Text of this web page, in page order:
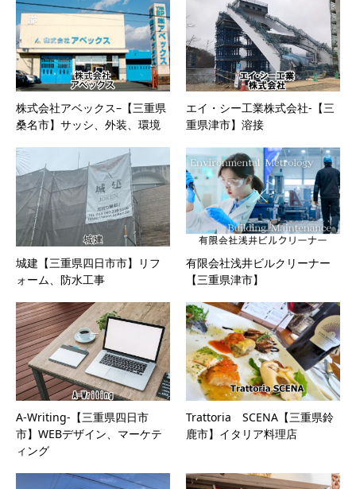
株式会社アベックス–【三重県
桑名市】サッシ、外装、環境
エイ・シー工業株式会社-【三
重県津市】溶接
城建【三重県四日市市】リフ
ォーム、防水工事
有限会社浅井ビルクリーナー
【三重県津市】
A-Writing-【三重県四日市
市】WEBデザイン、マーケテ
ィング
Trattoria SCENA【三重県鈴
鹿市】イタリア料理店